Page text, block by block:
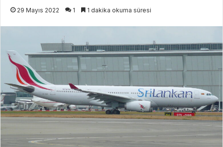
29 Mayıs 2022 1 1 dakika okuma süresi